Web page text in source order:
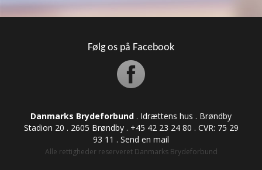
Følg os på Facebook
Danmarks Brydeforbund . Idrættens hus . Brøndby
Stadion 20 . 2605 Brøndby . +45 42 23 24 80 . CVR: ​​​​​​75 29
93 11 . Send en mail
Alle rettigheder reserveret Danmarks Brydeforbund